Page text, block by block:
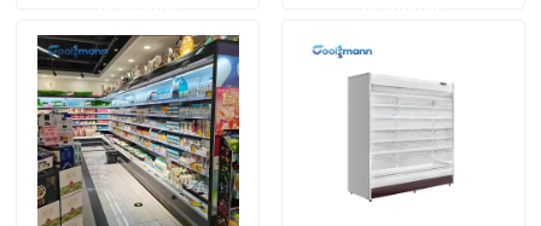
Au sujet de nous
Visite d'usine